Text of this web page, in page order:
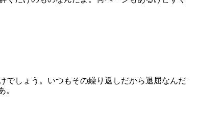
でしょう。いつもその繰り返しだから退屈なんだ
。